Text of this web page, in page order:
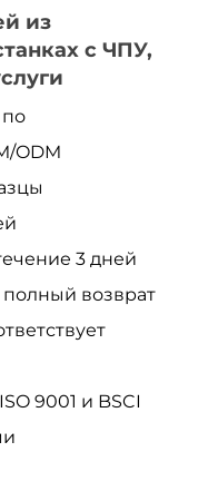
из
с ЧПУ,
ODM
3 дней
полный возврат
9001 и BSCI